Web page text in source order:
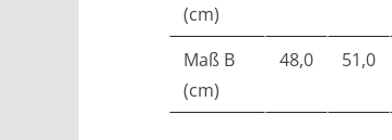
(cm)
Maß B
(cm)
48,0 51,0